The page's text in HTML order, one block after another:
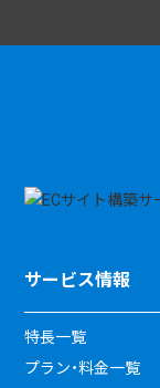
サービス情報
特長一覧
プラン・料金一覧